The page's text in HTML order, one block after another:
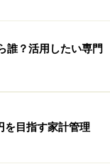
誰？活用したい専門
を目指す家計管理